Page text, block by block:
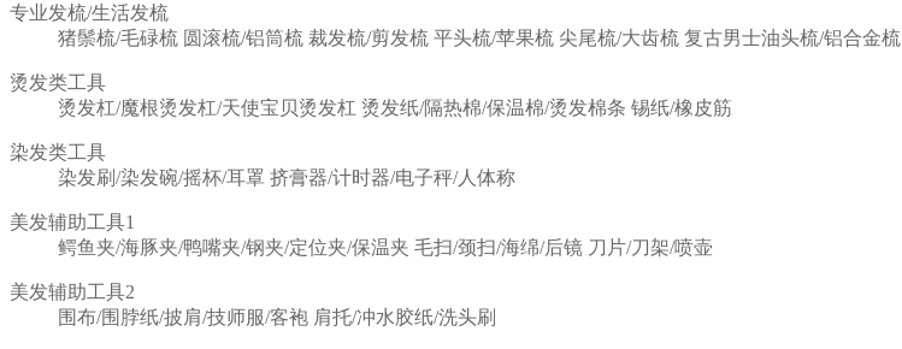
专业发梳/生活发梳
猪鬃梳/毛碌梳 圆滚梳/铝筒梳 裁发梳/剪发梳 平头梳/苹果梳 尖尾梳/大齿梳 复古男士油头梳/铝合金梳
烫发类工具
烫发杠/魔根烫发杠/天使宝贝烫发杠 烫发纸/隔热棉/保温棉/烫发棉条 锡纸/橡皮筋
染发类工具
染发刷/染发碗/摇杯/耳罩 挤膏器/计时器/电子秤/人体称
美发辅助工具1
鳄鱼夹/海豚夹/鸭嘴夹/钢夹/定位夹/保温夹 毛扫/颈扫/海绵/后镜 刀片/刀架/喷壶
美发辅助工具2
围布/围脖纸/披肩/技师服/客袍 肩托/冲水胶纸/洗头刷